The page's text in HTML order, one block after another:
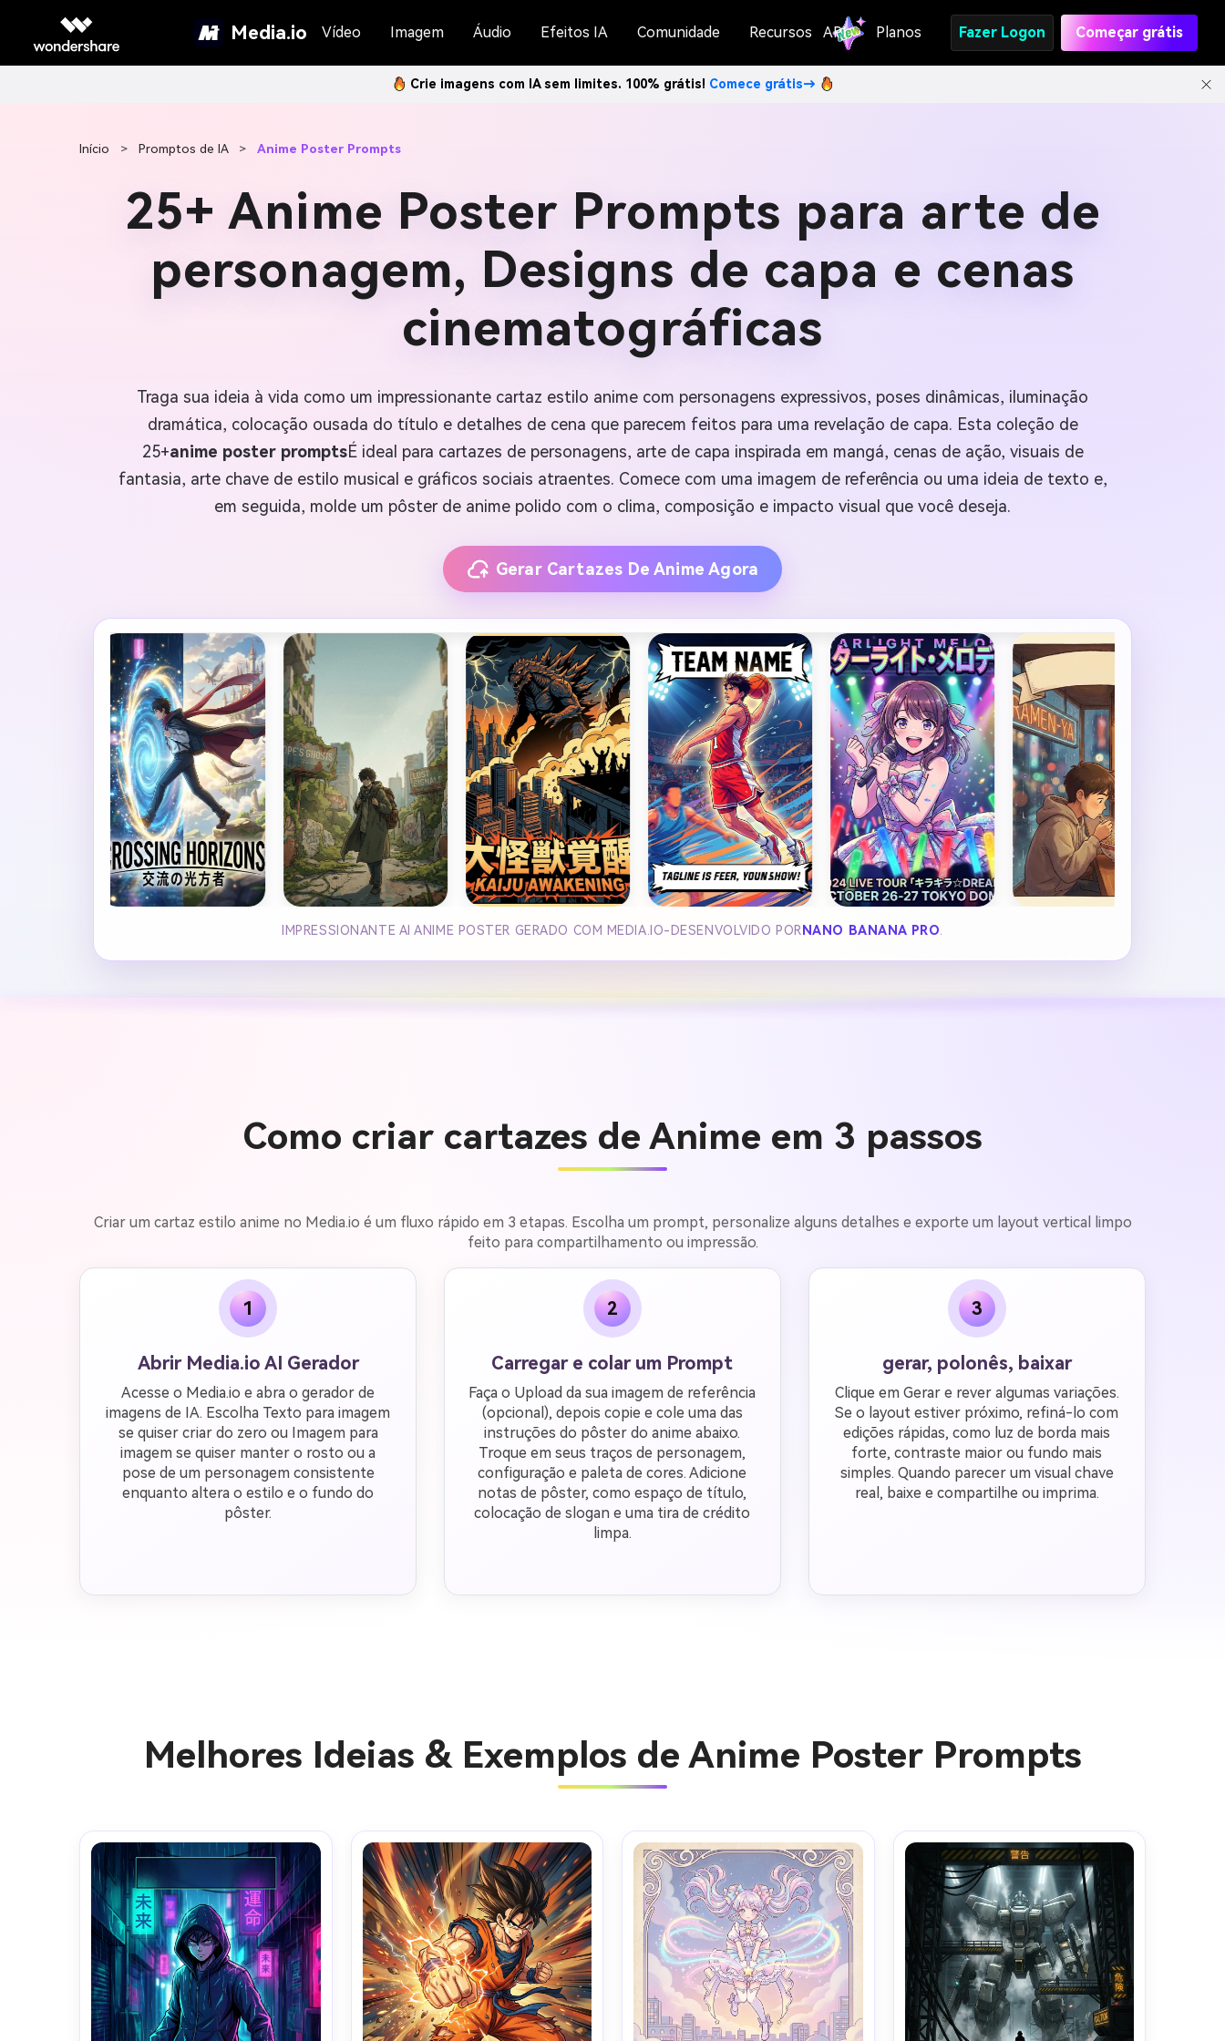
Media.io Vídeo Imagem Áudio Efeitos IA Comunidade Recursos API Planos Fazer Logon Começar grátis
Crie imagens com IA sem limites. 100% grátis! Comece grátis→
Início > Promptos de IA > Anime Poster Prompts
25+ Anime Poster Prompts para arte de
personagem, Designs de capa e cenas
cinematográficas
Traga sua ideia à vida como um impressionante cartaz estilo anime com personagens expressivos, poses dinâmicas, iluminação
dramática, colocação ousada do título e detalhes de cena que parecem feitos para uma revelação de capa. Esta coleção de
25+anime poster promptsÉ ideal para cartazes de personagens, arte de capa inspirada em mangá, cenas de ação, visuais de
fantasia, arte chave de estilo musical e gráficos sociais atraentes. Comece com uma imagem de referência ou uma ideia de texto e,
em seguida, molde um pôster de anime polido com o clima, composição e impacto visual que você deseja.
Gerar Cartazes De Anime Agora
IMPRESSIONANTE AI ANIME POSTER GERADO COM MEDIA.IO-DESENVOLVIDO POR NANO BANANA PRO
Como criar cartazes de Anime em 3 passos
Criar um cartaz estilo anime no Media.io é um fluxo rápido em 3 etapas. Escolha um prompt, personalize alguns detalhes e exporte um layout vertical limpo
feito para compartilhamento ou impressão.
1
Abrir Media.io AI Gerador
Acesse o Media.io e abra o gerador de
imagens de IA. Escolha Texto para imagem
se quiser criar do zero ou Imagem para
imagem se quiser manter o rosto ou a
pose de um personagem consistente
enquanto altera o estilo e o fundo do
pôster.
2
Carregar e colar um Prompt
Faça o Upload da sua imagem de referência
(opcional), depois copie e cole uma das
instruções do pôster do anime abaixo.
Troque em seus traços de personagem,
configuração e paleta de cores. Adicione
notas de pôster, como espaço de título,
colocação de slogan e uma tira de crédito
limpa.
3
gerar, polonês, baixar
Clique em Gerar e rever algumas variações.
Se o layout estiver próximo, refiná-lo com
edições rápidas, como luz de borda mais
forte, contraste maior ou fundo mais
simples. Quando parecer um visual chave
real, baixe e compartilhe ou imprima.
Melhores Ideias & Exemplos de Anime Poster Prompts